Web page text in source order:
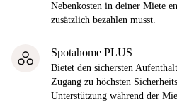
Nebenkosten in deiner Miete
zusätzlich bezahlen musst.
Spotahome PLUS
Bietet den sichersten
Zugang zu höchsten
Unterstützung während der